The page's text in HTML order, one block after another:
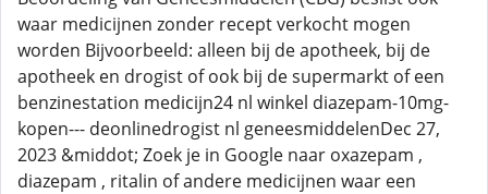
waar medicijnen zonder recept verkocht mogen
worden Bijvoorbeeld: alleen bij de apotheek, bij de
apotheek en drogist of ook bij de supermarkt of een
benzinestation medicijn24 nl winkel diazepam-10mg-
kopen--- deonlinedrogist nl geneesmiddelenDec 27,
2023 &middot; Zoek je in Google naar oxazepam ,
diazepam , ritalin of andere medicijnen waar een